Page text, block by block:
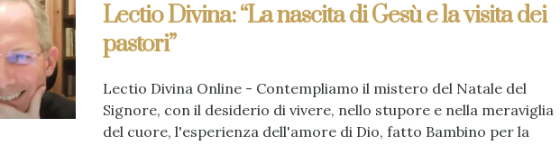
Lectio Divina: “La nascita di Gesù e la visita dei
pastori”
Lectio Divina Online - Contempliamo il mistero del Natale del
Signore, con il desiderio di vivere, nello stupore e nella meraviglia
del cuore, l'esperienza dell'amore di Dio, fatto Bambino per la